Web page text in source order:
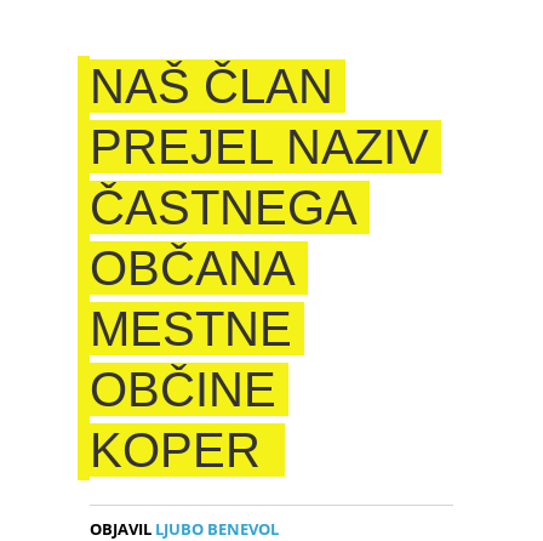
NAŠ ČLAN
PREJEL NAZIV
ČASTNEGA
OBČANA
MESTNE
OBČINE
KOPER
OBJAVIL LJUBO BENEVOL